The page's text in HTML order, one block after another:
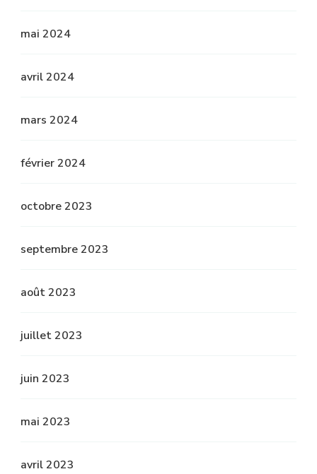
mai 2024
avril 2024
mars 2024
février 2024
octobre 2023
septembre 2023
août 2023
juillet 2023
juin 2023
mai 2023
avril 2023